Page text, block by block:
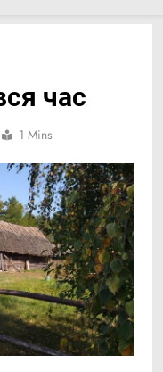
час
1 Mins